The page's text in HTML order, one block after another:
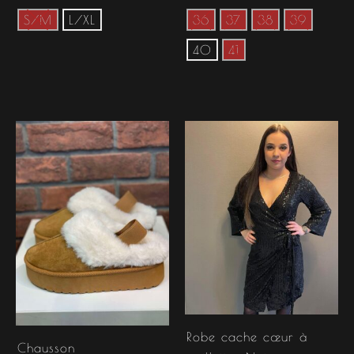
S/M L/XL 36 37 38 39
40 41
Chausson
Robe cache cœur à